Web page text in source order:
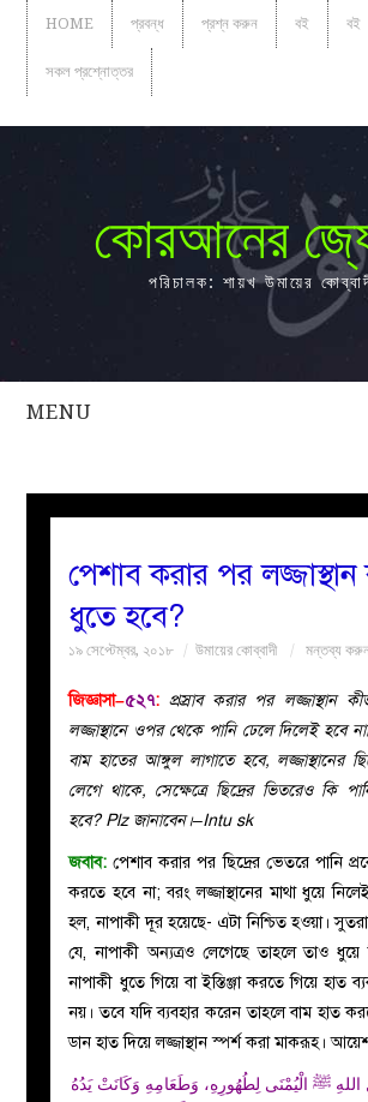
HOME প্রবন্ধ প্রশ্ন করুন বই বই
সকল প্রশ্নোত্তর
কোরআনের
পরিচালক: শায়খ উমায়ের
MENU
সকল
নারীদের
প্রশ্ন
করুন
পেশাব করার পর লজ্জাস্থান
ধুতে হবে?
১৯ সেপ্টেম্বর, ২০১৮ উমায়ের কোব্বাদী মন্তব্য
জিজ্ঞাসা–৫২৭: প্রস্রাব করার পর লজ্জাস্থান
লজ্জাস্থানে ওপর থেকে পানি ঢেলে দিলেই হবে
বাম হাতের আঙ্গুল লাগাতে হবে, লজ্জাস্থানের
লেগে থাকে, সেক্ষেত্রে ছিদ্রের ভিতরেও কি
হবে? Plz জানাবেন।–Intu sk
জবাব:পেশাব করার পর ছিদ্রের ভেতরে পানি
করতে হবে না; বরং লজ্জাস্থানের মাথা ধুয়ে
হল, নাপাকী দূর হয়েছে- এটা নিশ্চিত হওয়া।
যে, নাপাকী অন্যত্রও লেগেছে তাহলে তাও
নাপাকী ধুতে গিয়ে বা ইস্তিঞ্জা করতে গিয়ে হাত
নয়। তবে যদি ব্যবহার করেন তাহলে বাম হাত
ডান হাত দিয়ে লজ্জাস্থান স্পর্শ করা মাকরূহ।
ﷺ الْيُمْنَى لِطُهُورِهِ، وَطَعَامِهِ وَكَانَتْ يَدُهُ